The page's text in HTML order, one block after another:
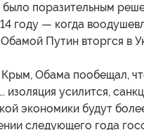
было поразительным
году — когда
Путин вторгся в
Обама пообещал,
усилится,
экономики будут
следующего года